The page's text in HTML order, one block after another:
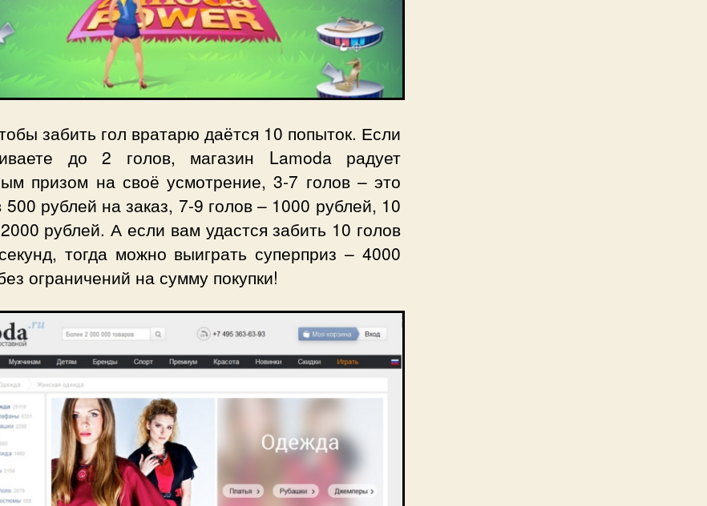
забить гол вратарю даётся 10 попыток. Если
до 2 голов, магазин Lamoda радует
призом на своё усмотрение, 3-7 голов – это
500 рублей на заказ, 7-9 голов – 1000 рублей, 10
рублей. А если вам удастся забить 10 голов
тогда можно выиграть суперприз – 4000
ограничений на сумму покупки!